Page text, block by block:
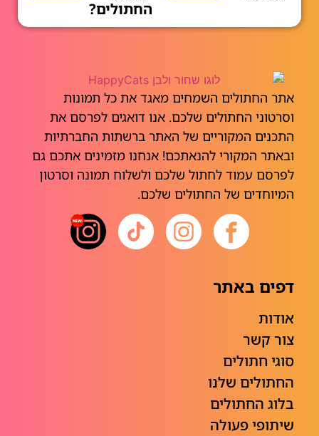
החתולים?
אתר החתולים השמחים מאגד את כל תמונות
וסרטוני החתולים שלכם. אנו דואגים לפרסם את
התכנים המקוריים של האתר ברשתות החברתיות
ובאתר המקורי להנאתכם! אנחנו מזמינים אתכם גם
לפרסם עמוד לחתול שלכם ולשלוח תמונה וסרטון
המיוחדים של החתולים שלכם.
דפים באתר
אודות
צור קשר
סוגי חתולים
החתולים שלנו
בלוג החתולים
שיתופי פעולה